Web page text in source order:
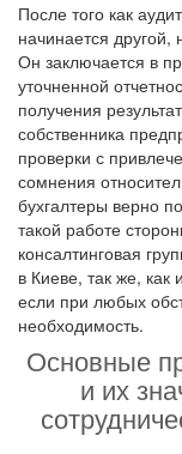
После того как
начинается
Он заключается в
уточненной
получения
собственника
проверки с
сомнения
бухгалтеры верно
такой работе
консалтинговая
в Киеве, так же, как
если при любых
необходимость.
Основные
и их